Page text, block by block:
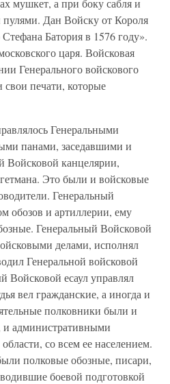
мушкет, а при боку сабля и
пулями. Дан Войску от Короля
Батория в 1576 году».
царя. Войсковая
Генерального войскового
печати, которые
Генеральными
панами, заседавшими и
Войсковой канцелярии,
Это были и войсковые
Генеральный
обозов и артиллерии, ему
Генеральный Войсковой
делами, исполнял
Генеральной войсковой
Войсковой есаул управлял
вел гражданские, а иногда и
полковники были и
административными
со всем ее населением.
полковые обозные, писари,
боевой подготовкой